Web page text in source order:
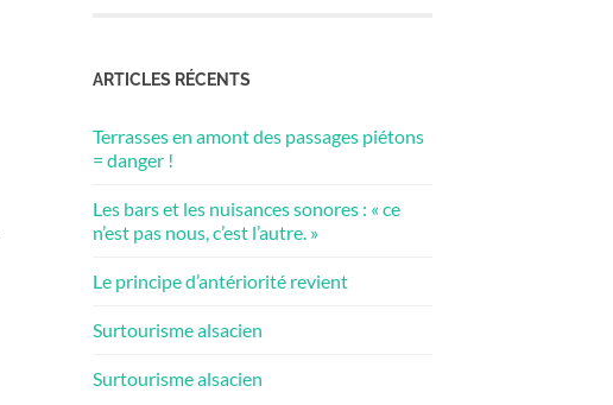
ARTICLES RÉCENTS
Terrasses en amont des passages piétons
= danger !
Les bars et les nuisances sonores : « ce
n’est pas nous, c’est l’autre. »
Le principe d’antériorité revient
Surtourisme alsacien
Surtourisme alsacien